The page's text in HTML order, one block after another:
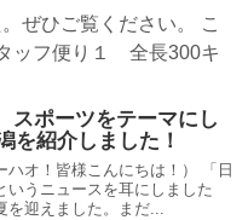
ぜひご覧ください。 こ
ッフ便り１ 全長300キ
スポーツをテーマにし
を紹介しました！
ハオ！皆様こんにちは！） 「日
いうニュースを耳にしました
を迎えました。まだ...